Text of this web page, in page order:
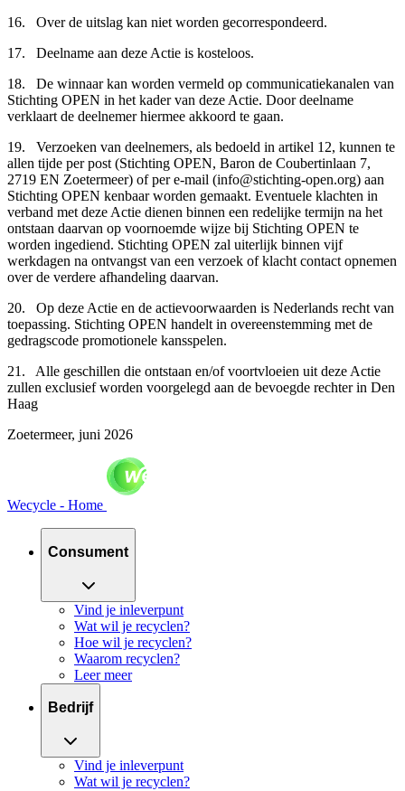
16. Over de uitslag kan niet worden gecorrespondeerd.
17. Deelname aan deze Actie is kosteloos.
18. De winnaar kan worden vermeld op communicatiekanalen van
Stichting OPEN in het kader van deze Actie. Door deelname
verklaart de deelnemer hiermee akkoord te gaan.
19. Verzoeken van deelnemers, als bedoeld in artikel 12, kunnen te
allen tijde per post (Stichting OPEN, Baron de Coubertinlaan 7,
2719 EN Zoetermeer) of per e-mail (info@stichting-open.org) aan
Stichting OPEN kenbaar worden gemaakt. Eventuele klachten in
verband met deze Actie dienen binnen een redelijke termijn na het
ontstaan daarvan op voornoemde wijze bij Stichting OPEN te
worden ingediend. Stichting OPEN zal uiterlijk binnen vijf
werkdagen na ontvangst van een verzoek of klacht contact opnemen
over de verdere afhandeling daarvan.
20. Op deze Actie en de actievoorwaarden is Nederlands recht van
toepassing. Stichting OPEN handelt in overeenstemming met de
gedragscode promotionele kansspelen.
21. Alle geschillen die ontstaan en/of voortvloeien uit deze Actie
zullen exclusief worden voorgelegd aan de bevoegde rechter in Den
Haag
Zoetermeer, juni 2026
Wecycle - Home
Consument
Vind je inleverpunt
Wat wil je recyclen?
Hoe wil je recyclen?
Waarom recyclen?
Leer meer
Bedrijf
Vind je inleverpunt
Wat wil je recyclen?